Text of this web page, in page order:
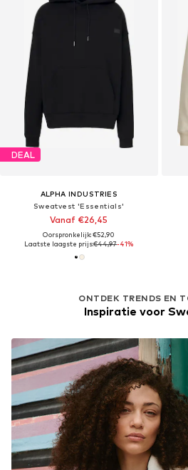
DEAL
ALPHA INDUSTRIES
Sweatvest 'Essentials'
Vanaf €26,45
Oorspronkelijk: €52,90
Laatste laagste prijs:€44,97-41%
ONTDEK TRENDS EN
Inspiratie voor